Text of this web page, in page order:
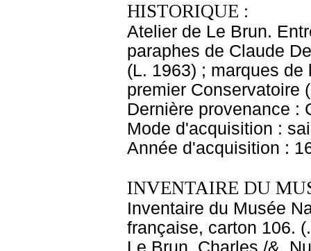
HISTORIQUE :
Atelier de Le Brun.
paraphes de Claude
(L. 1963) ; marques
premier Conservatoire
Dernière provenance :
Mode d'acquisition :
Année d'acquisition :
INVENTAIRE DU
Inventaire du Musée
française, carton 106.
Le Brun, Charles /&.